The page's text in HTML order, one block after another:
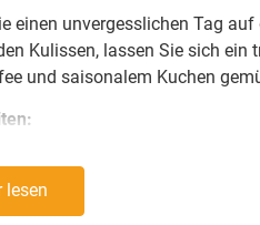
einen unvergesslichen Tag
Kulissen, lassen Sie sich
und saisonalem Kuchen
07:30 Uhr
lesen